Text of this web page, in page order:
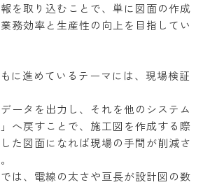
を取り込むことで、単に図面の作成
務効率と生産性の向上を目指してい
に進めているテーマには、現場検証
ータを出力し、それを他のシステム
へ戻すことで、施工図を作成する際
た図面になれば現場の手間が削減さ
は、電線の太さや亘長が設計図の数